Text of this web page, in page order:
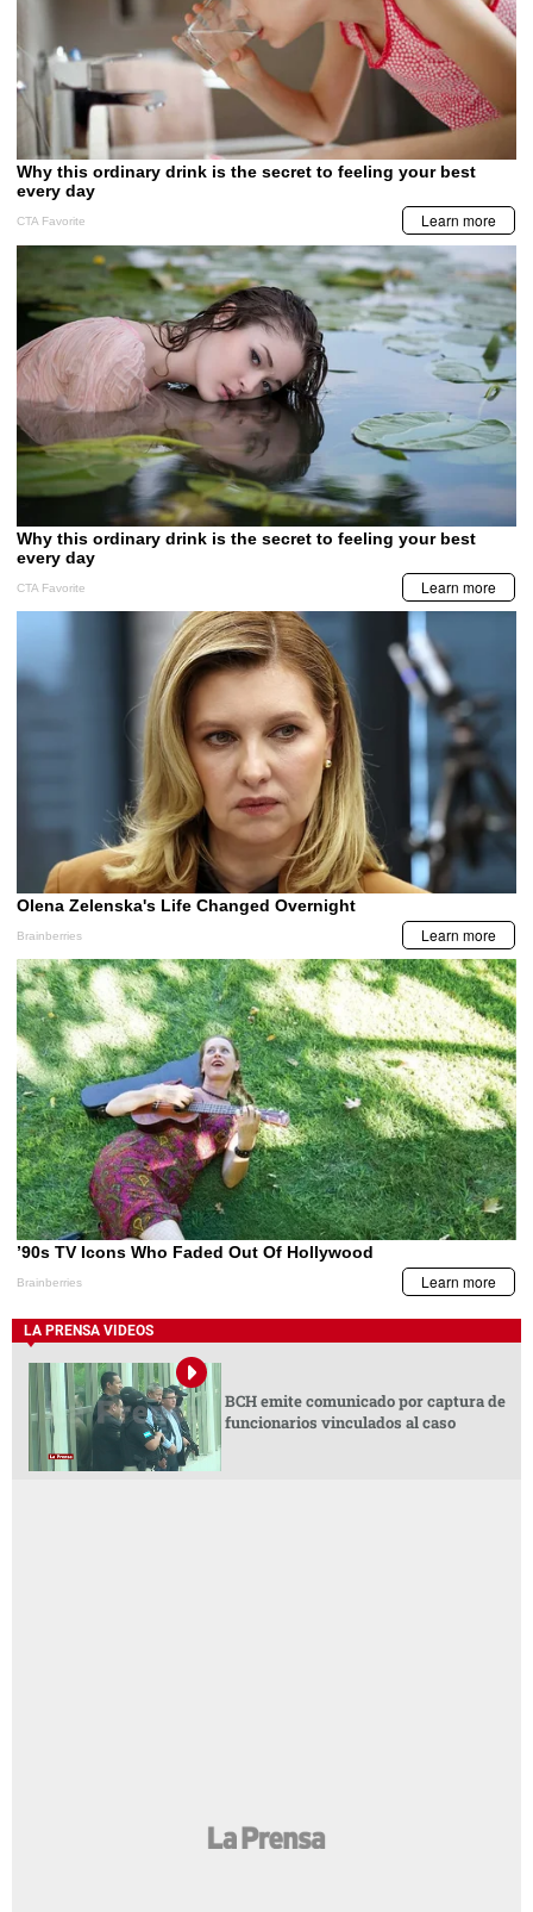
LA PRENSA VIDEOS
BCH emite comunicado por captura de
funcionarios vinculados al caso